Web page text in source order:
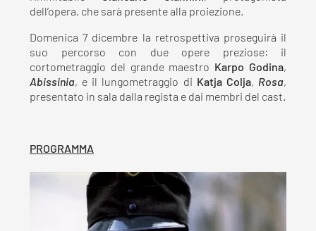
dell’opera, che sarà presente alla proiezione.
Domenica 7 dicembre la retrospettiva proseguirà il
suo percorso con due opere preziose: il
cortometraggio del grande maestro
Karpo Godina,
Abissinia, e il lungometraggio di Katja Colja, Rosa,
presentato in sala dalla regista e dai membri del cast.
PROGRAMMA